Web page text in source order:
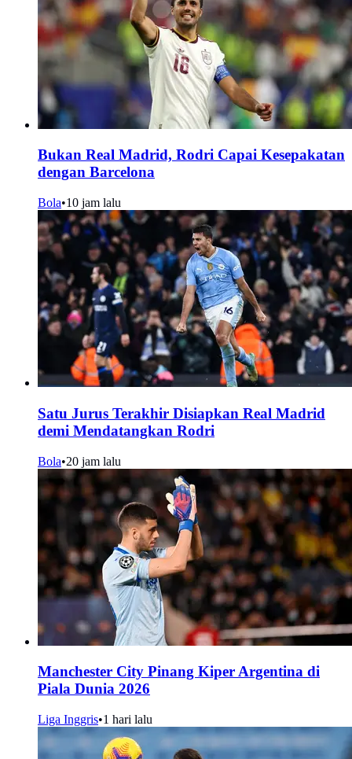
Bukan Real Madrid, Rodri Capai Kesepakatan
dengan Barcelona
Bola•10 jam lalu
Satu Jurus Terakhir Disiapkan Real Madrid
demi Mendatangkan Rodri
Bola•20 jam lalu
Manchester City Pinang Kiper Argentina di
Piala Dunia 2026
Liga Inggris•1 hari lalu